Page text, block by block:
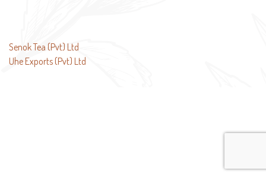
Навигация
по
Senok Tea (Pvt) Ltd
Uhe Exports (Pvt) Ltd